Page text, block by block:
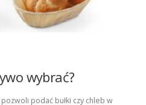
wybrać?
podać bułki czy chleb w